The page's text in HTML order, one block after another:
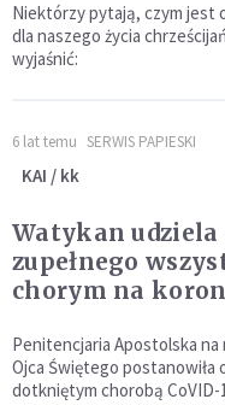
Niektórzy pytają, czym jest
dla naszego życia
wyjaśnić:
6 lat temu SERWIS PAPIESKI
KAI / kk
Watykan udziela
zupełnego
chorym na
Penitencjaria Apostolska
Ojca Świętego
dotkniętym chorobą CoVID-